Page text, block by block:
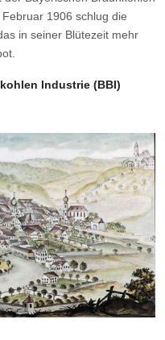
1906 schlug die
in seiner Blütezeit mehr
Industrie (BBI)